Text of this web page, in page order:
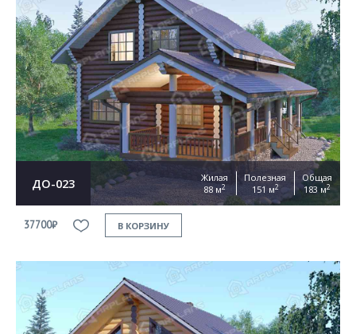
ДО-023
Жилая
88 м2
Полезная
151 м2
Общая
183 м2
37700₽ В КОРЗИНУ